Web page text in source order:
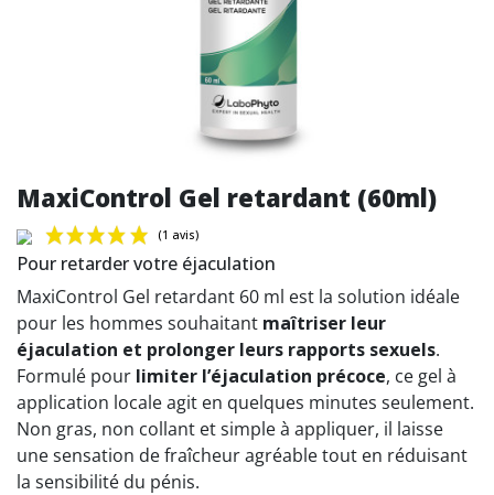
MaxiControl Gel retardant (60ml)
(1 avis)
Pour retarder votre éjaculation
MaxiControl Gel retardant 60 ml est la solution idéale
pour les hommes souhaitant maîtriser leur
éjaculation et prolonger leurs rapports sexuels.
Formulé pour limiter l’éjaculation précoce, ce gel à
application locale agit en quelques minutes seulement.
Non gras, non collant et simple à appliquer, il laisse
une sensation de fraîcheur agréable tout en réduisant
la sensibilité du pénis.